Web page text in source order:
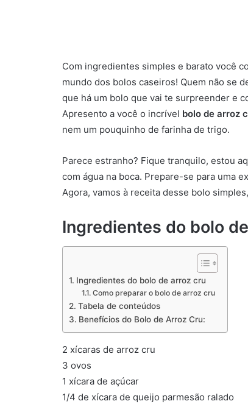
Com ingredientes simples e barato você
mundo dos bolos caseiros! Quem não se
que há um bolo que vai te surpreender e
Apresento a você o incrível bolo de arroz
nem um pouquinho de farinha de trigo.
Parece estranho? Fique tranquilo, estou
com água na boca. Prepare-se para uma
Agora, vamos à receita desse bolo
Ingredientes do bolo
Ingredientes do bolo de arroz cru
Como preparar o bolo de arroz cru
Tabela de conteúdos
Benefícios do Bolo de Arroz Cru:
2 xícaras de arroz cru
3 ovos
1 xícara de açúcar
1/4 de xícara de queijo parmesão ralado